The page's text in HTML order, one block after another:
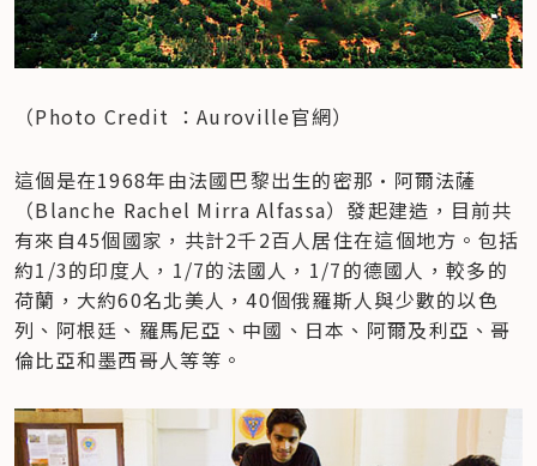
（Photo Credit ：Auroville官網）
這個是在1968年由法國巴黎出生的密那·阿爾法薩
（Blanche Rachel Mirra Alfassa）發起建造，目前共
有來自45個國家，共計2千2百人居住在這個地方。包括
約1/3的印度人，1/7的法國人，1/7的德國人，較多的
荷蘭，大約60名北美人，40個俄羅斯人與少數的以色
列、阿根廷、羅馬尼亞、中國、日本、阿爾及利亞、哥
倫比亞和墨西哥人等等。